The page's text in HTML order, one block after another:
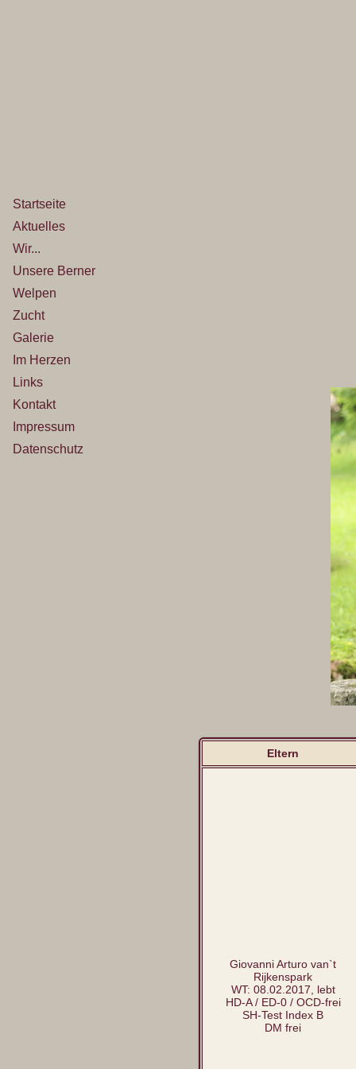
Startseite
Aktuelles
Wir...
Unsere Berner
Welpen
Zucht
Galerie
Im Herzen
Links
Kontakt
Impressum
Datenschutz
Eltern
Giovanni Arturo van`t
Rijkenspark
WT: 08.02.2017, lebt
HD-A / ED-0 / OCD-frei
SH-Test Index B
DM frei